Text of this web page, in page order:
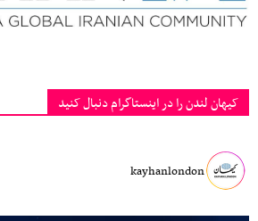
کیهان لندن را در اینستاگرام دنبال کنید
kayhanlondon